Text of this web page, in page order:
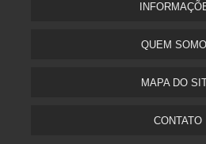
QUEM
MAPA DO
CONTATO